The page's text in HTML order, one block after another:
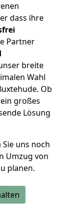
dass ihre
Partner
breite
Wahl
Ob
großes
Lösung
uns noch
Umzug von
planen.